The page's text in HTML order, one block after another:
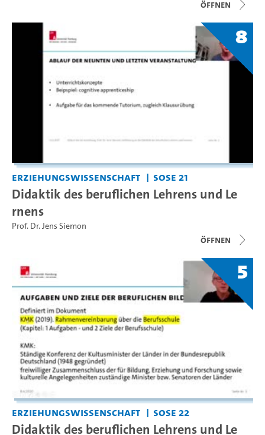
Öffnen
8
Erziehungswissenschaft SoSe 21
Didaktik des beruflichen Lehrens und Le
rnens
Prof. Dr. Jens Siemon
Öffnen
5
Erziehungswissenschaft SoSe 22
Didaktik des beruflichen Lehrens und Le